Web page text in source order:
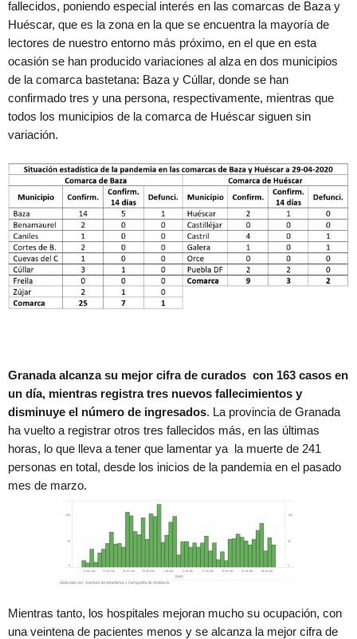
fallecidos, poniendo especial interés en las comarcas de Baza y
Huéscar, que es la zona en la que se encuentra la mayoría de
lectores de nuestro entorno más próximo, en el que en esta
ocasión se han producido variaciones al alza en dos municipios
de la comarca bastetana: Baza y Cúllar, donde se han
confirmado tres y una persona, respectivamente, mientras que
todos los municipios de la comarca de Huéscar siguen sin
variación.
Granada alcanza su mejor cifra de curados con 163 casos en
un día, mientras registra tres nuevos fallecimientos y
disminuye el número de ingresados. La provincia de Granada
ha vuelto a registrar otros tres fallecidos más, en las últimas
horas, lo que lleva a tener que lamentar ya la muerte de 241
personas en total, desde los inicios de la pandemia en el pasado
mes de marzo.
Mientras tanto, los hospitales mejoran mucho su ocupación, con
una veintena de pacientes menos y se alcanza la mejor cifra de